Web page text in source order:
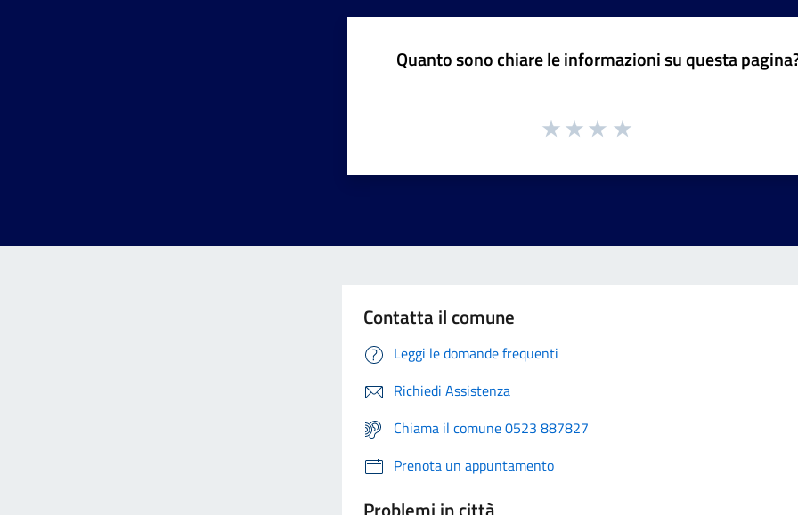
Quanto sono chiare le informazioni su questa
Contatta il comune
Leggi le domande frequenti
Richiedi Assistenza
Chiama il comune 0523 887827
Prenota un appuntamento